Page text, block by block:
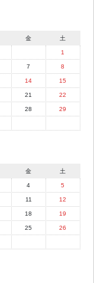
金 土
1
7 8
14 15
21 22
28 29
金 土
4 5
11 12
18 19
25 26